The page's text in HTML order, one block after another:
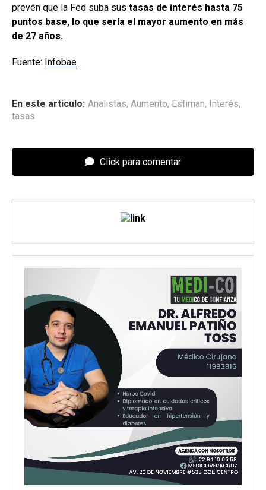
prevén que la Fed suba sus tasas de interés hasta 75
puntos base, lo que sería el mayor aumento en más
de 27 años.
Fuente: Infobae
En este articulo: Analistas, Aumento, Estiman, Interés,
tasas
Click para comentar